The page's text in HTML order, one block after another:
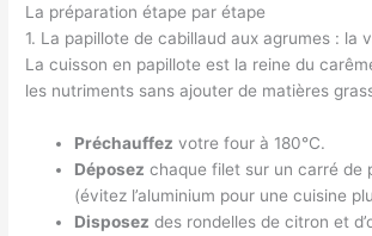
La préparation étape par étape
1. La papillote de cabillaud aux agrumes : la
La cuisson en papillote est la reine du
les nutriments sans ajouter de matières
Préchauffez votre four à 180°C.
Déposez chaque filet sur un carré de
(évitez l’aluminium pour une cuisine
Disposez des rondelles de citron et